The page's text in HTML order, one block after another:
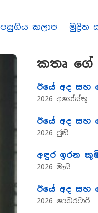
පසුගිය කලාප මුද්‍රිත
කතෘ
ඊයේ අද සහ
2026 අගෝස්තු
ඊයේ අද සහ
2026 ජුනි
අඳුර ඉරන
2026 මැයි
ඊයේ අද සහ
2026 පෙබරවාරි